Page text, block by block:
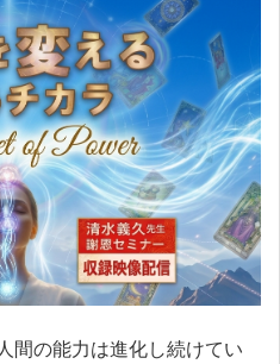
の能力は進化し続けてい